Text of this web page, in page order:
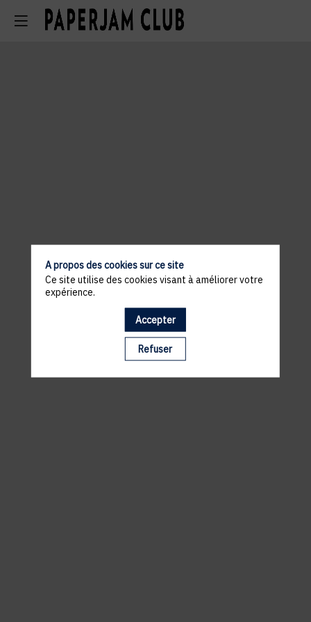
Il manque du contenu : rafraichissez votre navigateur
A propos des cookies sur ce site
Ce site utilise des cookies visant à améliorer votre
expérience.
Accepter
Refuser